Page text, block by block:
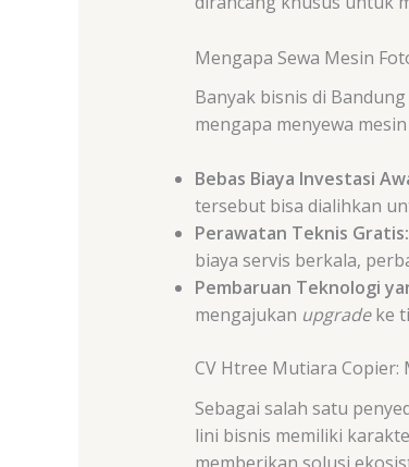
Mengapa Sewa Mesin
Banyak bisnis di
mengapa menyewa
Bebas Biaya Investasi
tersebut bisa dialihkan
Perawatan Teknis Gratis:
biaya servis berkala,
Pembaruan Teknologi
mengajukan upgradeke
CV Htree Mutiara
Sebagai salah satu
lini bisnis memiliki
memberikan solusi